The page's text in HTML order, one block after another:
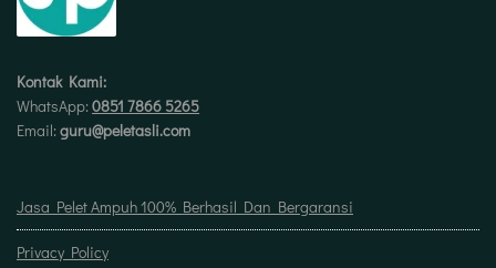
Kontak Kami:
WhatsApp: 0851 7866 5265
Email: guru@peletasli.com
Jasa Pelet Ampuh 100% Berhasil Dan Bergaransi
Privacy Policy